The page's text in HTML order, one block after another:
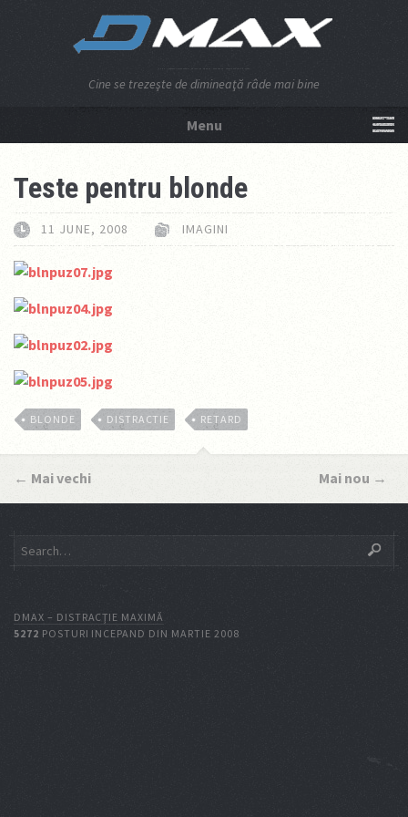
Cine se trezeşte de dimineaţă râde mai bine
Menu
Teste pentru blonde
11 JUNE, 2008 IMAGINI
BLONDE DISTRACTIE RETARD
← Mai vechi Mai nou →
DMAX – DISTRACŢIE MAXIMĂ
5272 POSTURI INCEPAND DIN MARTIE 2008